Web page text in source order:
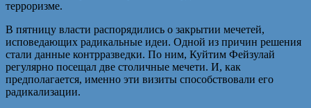
терроризме.
В пятницу власти распорядились о закрытии мечетей,
исповедающих радикальные идеи. Одной из причин решения
стали данные контрразведки. По ним, Куйтим Фейзулай
регулярно посещал две столичные мечети. И, как
предполагается, именно эти визиты способствовали его
радикализации.